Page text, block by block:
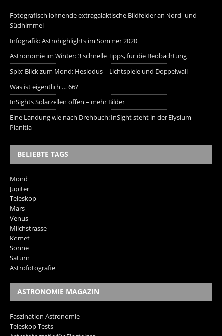
Fotografisch lohnende extragalaktische Bildfelder an Nord- und
Südhimmel
Infografik: Astrohighlights im Sommer 2020
Astronomie im Winter: 3 schnelle Tipps, für die Beobachtung
Spix‘ Blick zum Mond: Hesiodus – Lichtspiele und Doppelwall
Was ist eigentlich … 66?
InSights Solarzellen offen – mehr Bilder
Eine Landung wie nach Drehbuch: InSight steht in der Elysium
Planitia
BELIEBTE TAGS
Mond
Jupiter
Teleskop
Mars
Venus
Milchstrasse
Komet
Sonne
Saturn
Astrofotografie
ASTRONOMIE MAGAZIN
Faszination Astronomie
Teleskop Tests